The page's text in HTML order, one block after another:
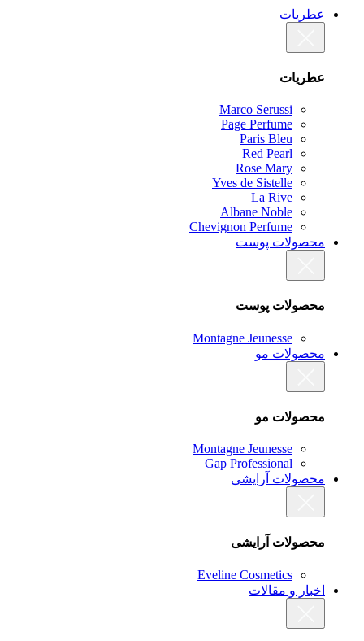
عطریات
عطریات
Marco Serussi
Page Perfume
Paris Bleu
Red Pearl
Rose Mary
Yves de Sistelle
La Rive
Albane Noble
Chevignon Perfume
محصولات پوست
محصولات پوست
Montagne Jeunesse
محصولات مو
محصولات مو
Montagne Jeunesse
Gap Professional
محصولات آرایشی
محصولات آرایشی
Eveline Cosmetics
اخبار و مقالات